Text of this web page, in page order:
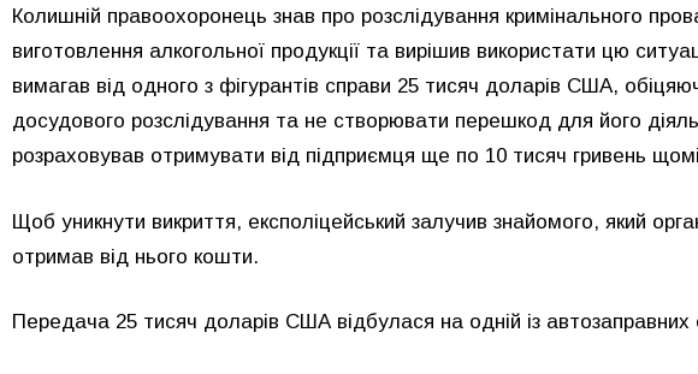
Колишній правоохоронець знав про розслідування кримінального
виготовлення алкогольної продукції та вирішив використати цю
вимагав від одного з фігурантів справи 25 тисяч доларів США,
досудового розслідування та не створювати перешкод для його
розраховував отримувати від підприємця ще по 10 тисяч гривень
Щоб уникнути викриття, експоліцейський залучив знайомого, який
отримав від нього кошти.
Передача 25 тисяч доларів США відбулася на одній із автозаправних